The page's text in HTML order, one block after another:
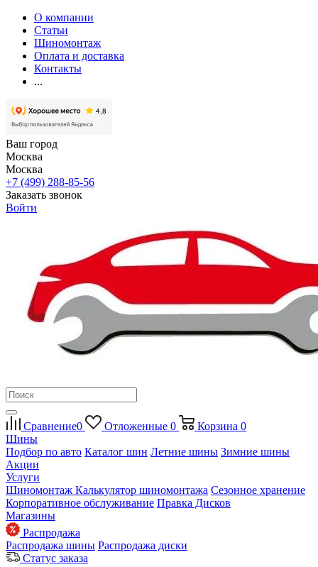
О компании
Статьи
Шиномонтаж
Оплата и доставка
Контакты
...
Ваш город
Москва
Москва
+7 (499) 288-85-56
Заказать звонок
Войти
Сравнение0 Отложенные 0 Корзина 0
Шины
Подбор по авто Каталог шин Летние шины Зимние шины
Акции
Услуги
Шиномонтаж Калькулятор шиномонтажа Сезонное хранение
Корпоративное обслуживание Правка Дисков
Магазины
Распродажа
Распродажа шины Распродажа диски
Статус заказа